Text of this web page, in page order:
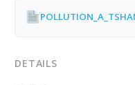
DETAILS